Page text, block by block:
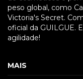
peso global, como
Victoria's Secret.
oficial da GUILGUE.
agilidade!
MAIS